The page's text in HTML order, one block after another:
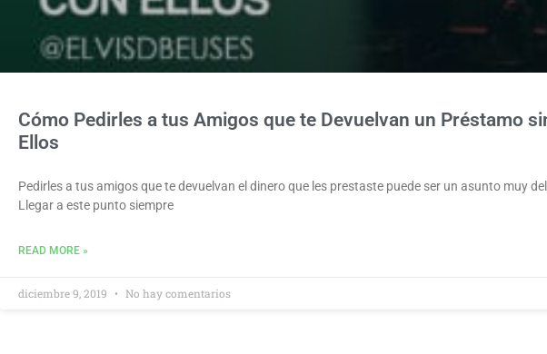
Cómo Pedirles a tus Amigos que te Devuelvan un Préstamo
Ellos
Pedirles a tus amigos que te devuelvan el dinero que les prestaste puede ser un asunto muy
Llegar a este punto siempre
READ MORE »
diciembre 9, 2019 No hay comentarios